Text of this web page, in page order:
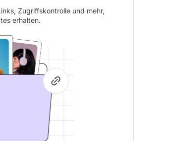
Zugriffskontrolle und mehr,
erhalten.